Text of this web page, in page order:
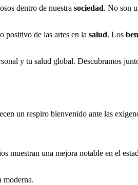
dentro de nuestra sociedad. No son
positivo de las artes en la salud. Los
y tu salud global. Descubramos
un respiro bienvenido ante las
muestran una mejora notable en el
moderna.